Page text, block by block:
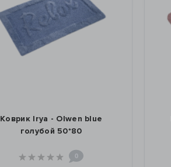
Коврик Irya - Olwen blue
голубой 50*80
0